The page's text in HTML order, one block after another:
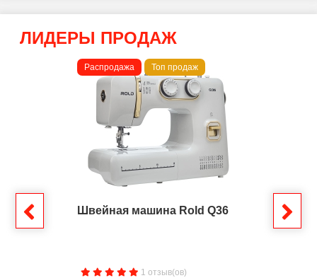
ЛИДЕРЫ ПРОДАЖ
Распродажа Топ продаж
Швейная машина Rold Q36
1 отзыв(ов)